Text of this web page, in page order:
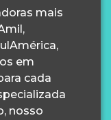
mais
em
cada
nosso